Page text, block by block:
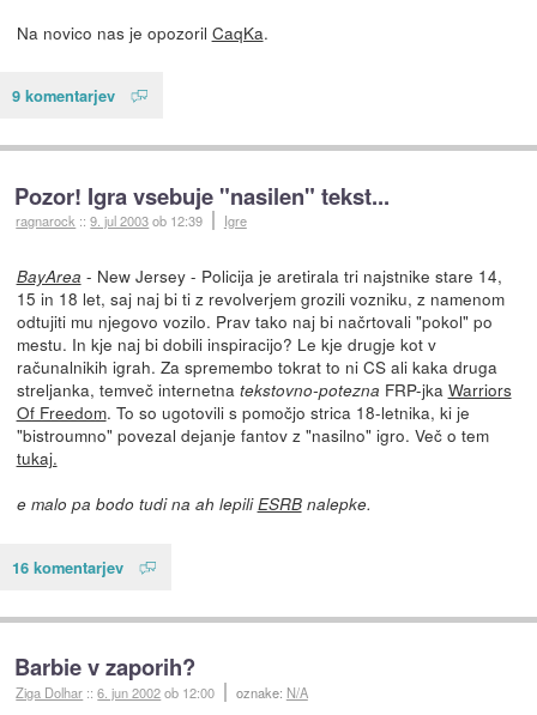
Na novico nas je opozoril CaqKa.
9 komentarjev
Pozor! Igra vsebuje "nasilen" tekst...
ragnarock ::9. jul 2003ob 12:39 Igre
BayArea - New Jersey - Policija je aretirala tri najstnike stare 14,
15 in 18 let, saj naj bi ti z revolverjem grozili vozniku, z namenom
odtujiti mu njegovo vozilo. Prav tako naj bi načrtovali "pokol" po
mestu. In kje naj bi dobili inspiracijo? Le kje drugje kot v
računalnikih igrah. Za spremembo tokrat to ni CS ali kaka druga
streljanka, temveč internetna tekstovno-potezna FRP-jka Warriors
Of Freedom. To so ugotovili s pomočjo strica 18-letnika, ki je
"bistroumno" povezal dejanje fantov z "nasilno" igro. Več o tem
tukaj.
e malo pa bodo tudi na ah lepiliESRBnalepke.
16 komentarjev
Barbie v zaporih?
Ziga Dolhar ::6. jun 2002ob 12:00 oznake: N/A